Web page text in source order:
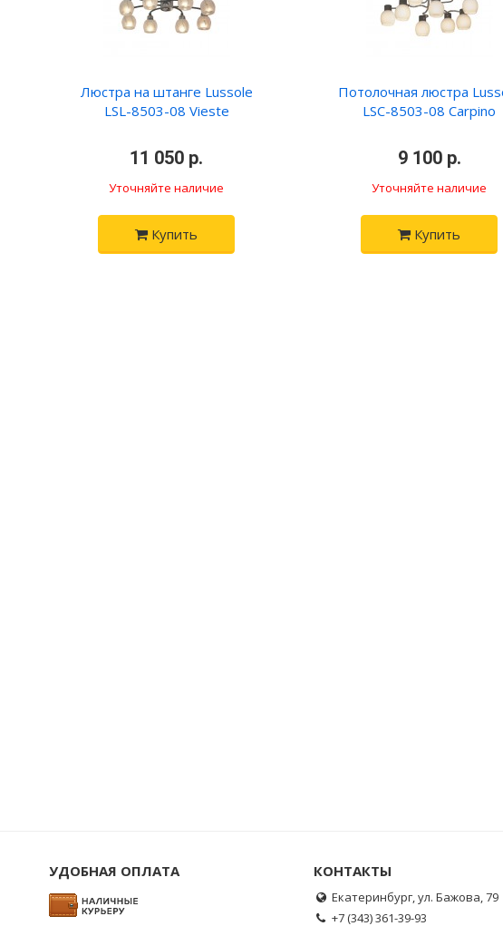
Люстра на штанге Lussole
LSL-8503-08 Vieste
11 050 р.
Уточняйте наличие
Купить
Потолочная люстра
LSC-8503-08 Carpino
9 100 р.
Уточняйте наличие
Купить
УДОБНАЯ ОПЛАТА КОНТАКТЫ
Екатеринбург, ул. Бажова, 79
+7 (343) 361-39-93